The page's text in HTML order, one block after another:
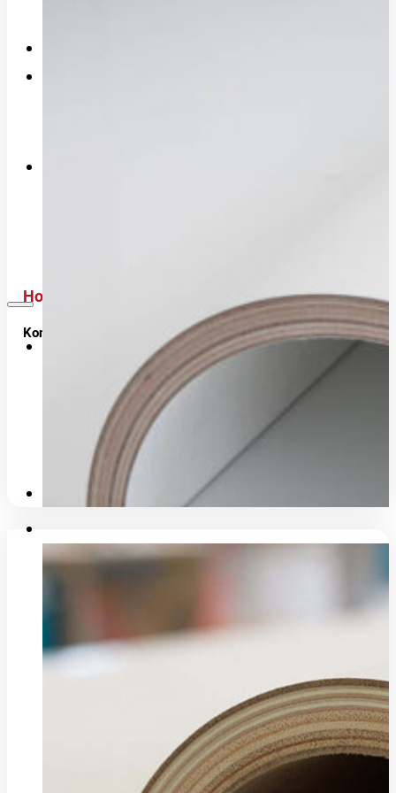
Firmenpartner
Karriere
Technik
Prototypen-Fertigung
Riffel- & Designplatten
Einblicke in die Fertigung
Holzhalbschale (mit Grundierfolie)
Konfiguration:
Längen1500 mm und 3000 mm bestellbar.
Zur Weiterverarbeitung wahlweise mit oder ohne
und Feder ohne zusätzliche Kosten bestellbar.
Produkt ansehen